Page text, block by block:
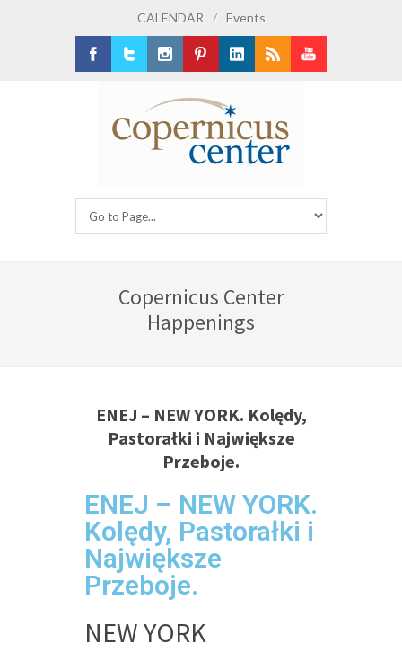
CALENDAR / Events
Copernicus Center
Happenings
ENEJ – NEW YORK. Kolędy,
Pastorałki i Największe
Przeboje.
ENEJ – NEW YORK.
Kolędy, Pastorałki i
Największe
Przeboje.
NEW YORK